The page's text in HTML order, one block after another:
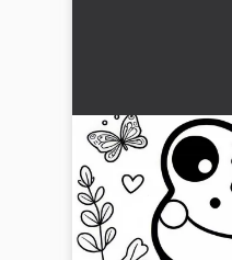
Hämta den gratis
färgläggning. Ladda